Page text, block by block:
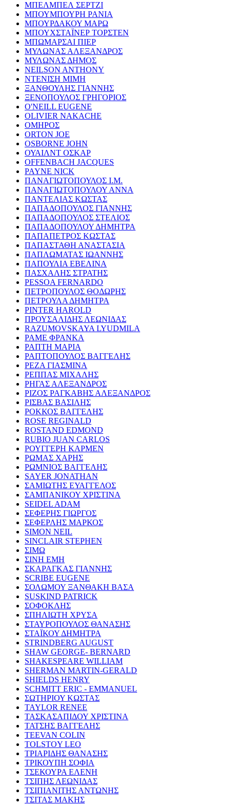
ΜΠΕΛΜΠΕΛ ΣΕΡΤΖΙ
ΜΠΟΥΜΠΟΥΡΗ ΡΑΝΙΑ
ΜΠΟΥΡΔΑΚΟΥ ΜΑΡΩ
ΜΠΟΥΧΣΤΑΪΝΕΡ ΤΟΡΣΤΕΝ
ΜΠΩΜΑΡΣΑΙ ΠΙΕΡ
ΜΥΛΩΝΑΣ ΑΛΕΞΑΝΔΡΟΣ
ΜΥΛΩΝΑΣ ΔΗΜΟΣ
NEILSON ANTHONY
ΝΤΕΝΙΣΗ ΜΙΜΗ
ΞΑΝΘΟΥΛΗΣ ΓΙΑΝΝΗΣ
ΞΕΝΟΠΟΥΛΟΣ ΓΡΗΓΟΡΙΟΣ
O'NEILL EUGENE
OLIVIER NAKACHE
ΟΜΗΡΟΣ
ORTON JOE
OSBORNE JOHN
ΟΥΑΙΛΝΤ ΟΣΚΑΡ
OFFENBACH JACQUES
PAYNE NICK
ΠΑΝΑΓΙΩΤΟΠΟΥΛΟΣ Ι.Μ.
ΠΑΝΑΓΙΩΤΟΠΟΥΛΟΥ ΑΝΝΑ
ΠΑΝΤΕΛΙΑΣ ΚΩΣΤΑΣ
ΠΑΠΑΔΟΠΟΥΛΟΣ ΓΙΑΝΝΗΣ
ΠΑΠΑΔΟΠΟΥΛΟΣ ΣΤΕΛΙΟΣ
ΠΑΠΑΔΟΠΟΥΛΟΥ ΔΗΜΗΤΡΑ
ΠΑΠΑΠΕΤΡΟΣ ΚΩΣΤΑΣ
ΠΑΠΑΣΤΑΘΗ ΑΝΑΣΤΑΣΙΑ
ΠΑΠΛΩΜΑΤΑΣ ΙΩΑΝΝΗΣ
ΠΑΠΟΥΛΙΑ ΕΒΕΛΙΝΑ
ΠΑΣΧΑΛΗΣ ΣΤΡΑΤΗΣ
PESSOA FERNARDO
ΠΕΤΡΟΠΟΥΛΟΣ ΘΟΔΩΡΗΣ
ΠΕΤΡΟΥΛΑ ΔΗΜΗΤΡΑ
PINTER HAROLD
ΠΡΟΥΣΑΛΙΔΗΣ ΛΕΩΝΙΔΑΣ
RAZUMOVSKAYA LYUDMILA
ΡΑΜΕ ΦΡΑΝΚΑ
ΡΑΠΤΗ ΜΑΡΙΑ
ΡΑΠΤΟΠΟΥΛΟΣ ΒΑΓΓΕΛΗΣ
ΡΕΖΑ ΓΙΑΣΜΙΝΑ
ΡΕΠΠΑΣ ΜΙΧΑΛΗΣ
ΡΗΓΑΣ ΑΛΕΞΑΝΔΡΟΣ
ΡΙΖΟΣ ΡΑΓΚΑΒΗΣ ΑΛΕΞΑΝΔΡΟΣ
ΡΙΣΒΑΣ ΒΑΣΙΛΗΣ
ΡΟΚΚΟΣ ΒΑΓΓΕΛΗΣ
ROSE REGINALD
ROSTAND EDMOND
RUBIO JUAN CARLOS
ΡΟΥΓΓΕΡΗ ΚΑΡΜΕΝ
ΡΩΜΑΣ ΧΑΡΗΣ
ΡΩΜΝΙΟΣ ΒΑΓΓΕΛΗΣ
SAYER JONATHAN
ΣΑΜΙΩΤΗΣ ΕΥΑΓΓΕΛΟΣ
ΣΑΜΠΑΝΙΚΟΥ ΧΡΙΣΤΙΝΑ
SEIDEL ADAM
ΣΕΦΕΡΗΣ ΓΙΩΡΓΟΣ
ΣΕΦΕΡΛΗΣ ΜΑΡΚΟΣ
SIMON NEIL
SINCLAIR STEPHEN
ΣΙΜΩ
ΣΙΝΗ ΕΜΗ
ΣΚΑΡΑΓΚΑΣ ΓΙΑΝΝΗΣ
SCRIBE EUGENE
ΣΟΛΩΜΟΥ ΞΑΝΘΑΚΗ ΒΑΣΑ
SUSKIND PATRICK
ΣΟΦΟΚΛΗΣ
ΣΠΗΛΙΩΤΗ ΧΡΥΣΑ
ΣΤΑΥΡΟΠΟΥΛΟΣ ΘΑΝΑΣΗΣ
ΣΤΑΪΚΟΥ ΔΗΜΗΤΡΑ
STRINDBERG AUGUST
SHAW GEORGE- BERNARD
SHAKESPEARE WILLIAM
SHERMAN MARTIN-GERALD
SHIELDS HENRY
SCHMITT ERIC - EMMANUEL
ΣΩΤΗΡΙΟΥ ΚΩΣΤΑΣ
TAYLOR RENEE
ΤΑΣΚΑΣΑΠΙΔΟΥ ΧΡΙΣΤΙΝΑ
ΤΑΤΣΗΣ ΒΑΓΓΕΛΗΣ
TEEVAN COLIN
TOLSTOY LEO
ΤΡΙΑΡΙΔΗΣ ΘΑΝΑΣΗΣ
ΤΡΙΚΟΥΠΗ ΣΟΦΙΑ
ΤΣΕΚΟΥΡΑ ΕΛΕΝΗ
ΤΣΙΠΗΣ ΛΕΩΝΙΔΑΣ
ΤΣΙΠΙΑΝΙΤΗΣ ΑΝΤΩΝΗΣ
ΤΣΙΤΑΣ ΜΑΚΗΣ